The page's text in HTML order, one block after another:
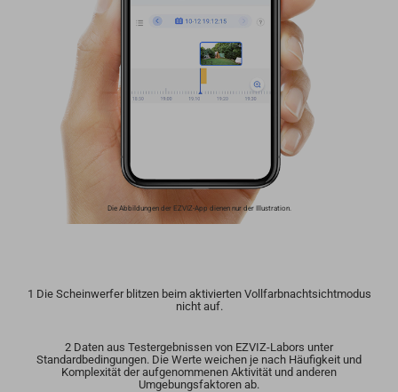
Die Abbildungen der EZVIZ-App dienen nur der Illustration.
1 Die Scheinwerfer blitzen beim aktivierten Vollfarbnachtsichtmodus
nicht auf.
2 Daten aus Testergebnissen von EZVIZ-Labors unter
Standardbedingungen. Die Werte weichen je nach Häufigkeit und
Komplexität der aufgenommenen Aktivität und anderen
Umgebungsfaktoren ab.